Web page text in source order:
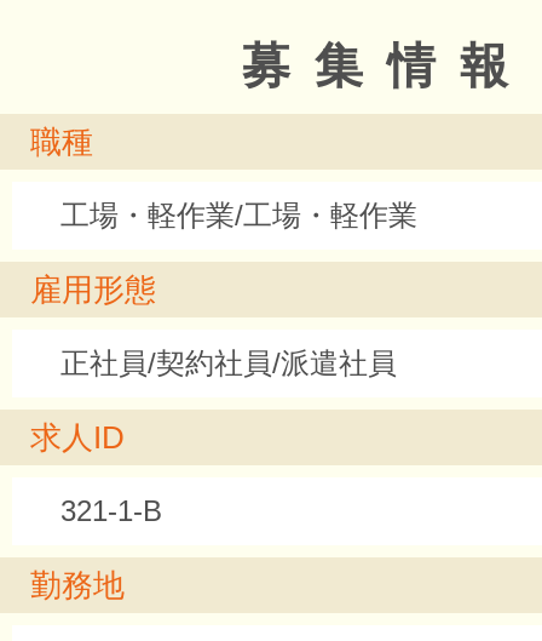
募集情報
職種
工場・軽作業/工場・軽作業
雇用形態
正社員/契約社員/派遣社員
求人ID
321-1-B
勤務地